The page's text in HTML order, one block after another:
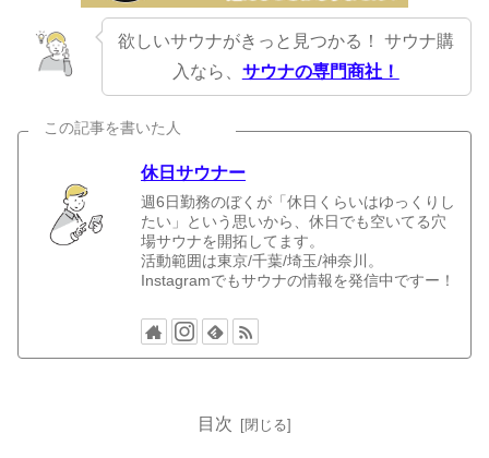
欲しいサウナがきっと見つかる！ サウナ購
入なら、 サウナの専門商社！
この記事を書いた人
休日サウナー
週6日勤務のぼくが「休日くらいはゆっくりし
たい」という思いから、休日でも空いてる穴
場サウナを開拓してます。
活動範囲は東京/千葉/埼玉/神奈川。
Instagramでもサウナの情報を発信中ですー！
目次